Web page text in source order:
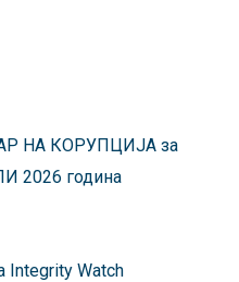
НА КОРУПЦИЈА за
2026 година
Integrity Watch